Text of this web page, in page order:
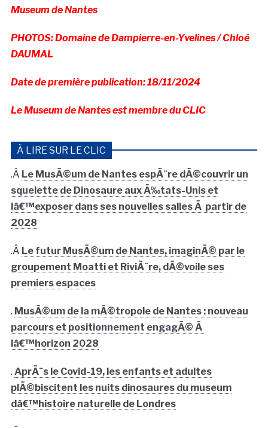
Museum de Nantes
PHOTOS: Domaine de Dampierre-en-Yvelines / Chloé
DAUMAL
Date de première publication: 18/11/2024
LeMuseum de Nantes est membre du CLIC
À LIRE SUR LE CLIC
.Â Le MusÃ©um de Nantes espÃ¨re dÃ©couvrir un
squelette de Dinosaure aux Ã‰tats-Unis et
lâ€™exposer dans ses nouvelles salles Ã partir de
2028
.Â Le futur MusÃ©um de Nantes, imaginÃ© par le
groupement Moatti et RiviÃ¨re, dÃ©voile ses
premiers espaces
. MusÃ©um de la mÃ©tropole de Nantes : nouveau
parcours et positionnement engagÃ© Ã
lâ€™horizon 2028
. AprÃ¨s le Covid-19, les enfants et adultes
plÃ©biscitent les nuits dinosaures du museum
dâ€™histoire naturelle de Londres